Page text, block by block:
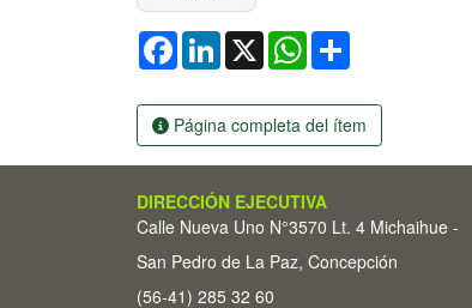
FacebookLinkedIn
X WhatsApp
Página completa del ítem
DIRECCIÓN EJECUTIVA
Calle Nueva Uno N°3570 Lt. 4 Michaihue -
San Pedro de La Paz, Concepción
(56-41) 285 32 60